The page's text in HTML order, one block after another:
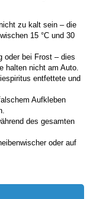
zu kalt sein – die
15 °C und 30
oder bei Frost – dies
halten nicht am Auto.
entfettete und
Aufkleben
des gesamten
oder auf